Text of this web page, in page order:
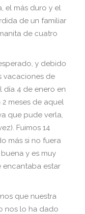
el más duro y el
de un familiar
de cuatro
y debido
vacaciones de
día 4 de enero en
meses de aquel
que pude verla,
Fuimos 14
más si no fuera
y es muy
estar
que nuestra
nos lo ha dado